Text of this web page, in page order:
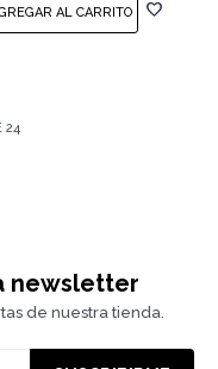
24
newsletter
de nuestra tienda.